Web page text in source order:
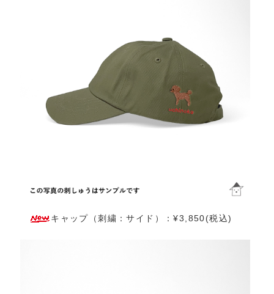
キャップ（刺繍：サイド）：¥3,850(税込)